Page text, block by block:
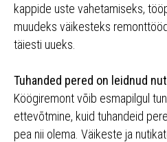
kappide uste vahetamiseks,
muudeks väikesteks
täiesti uueks.
Tuhanded pered on leidnud
Köögiremont võib esmapilgul
ettevõtmine, kuid tuhandeid
pea nii olema. Väikeste ja